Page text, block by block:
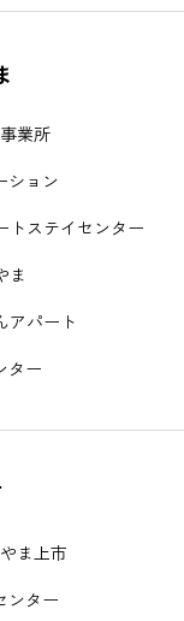
業所
ション
トステイセンター
ま
アパート
ター
ま上市
ンター